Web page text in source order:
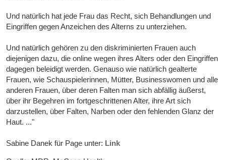
Und natürlich hat jede Frau das Recht, sich Behandlungen und
Eingriffen gegen Anzeichen des Alterns zu unterziehen.
Und natürlich gehören zu den diskriminierten Frauen auch
diejenigen dazu, die online wegen ihres Alters oder den Eingriffen
dagegen beleidigt werden. Genauso wie natürlich gealterte
Frauen, wie Schauspielerinnen, Mütter, Businesswomen und alle
anderen Frauen, über deren Falten man sich abfällig äußerst,
über ihr Begehren im fortgeschrittenen Alter, ihre Art sich
darzustellen, über Falten, Narben oder den fehlenden Glanz der
Haut. ..."
Sabine Danek für Page unter: Link